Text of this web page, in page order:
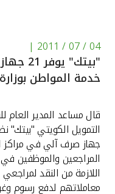
الاستثمار
أدوات وخدمات
خدمات ما بعد
04 / 07 / 2011
|
خدمة المواطن
قال مساعد المدير العام
جهاز صرف آلي في مراكز
المراجعين والموظفين في
اللازمة من النقد
معاملاتهم لدفع رسوم